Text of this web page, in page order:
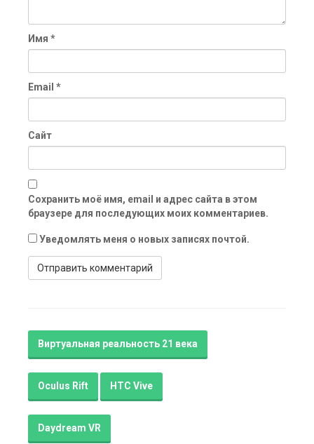
Имя *
Email *
Сайт
Сохранить моё имя, email и адрес сайта в этом
браузере для последующих моих комментариев.
Уведомлять меня о новых записях почтой.
Виртуальная реальность 21 века
Oculus Rift HTC Vive
Daydream VR